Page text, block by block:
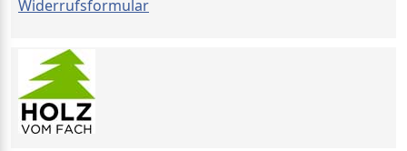
Widerrufsformular